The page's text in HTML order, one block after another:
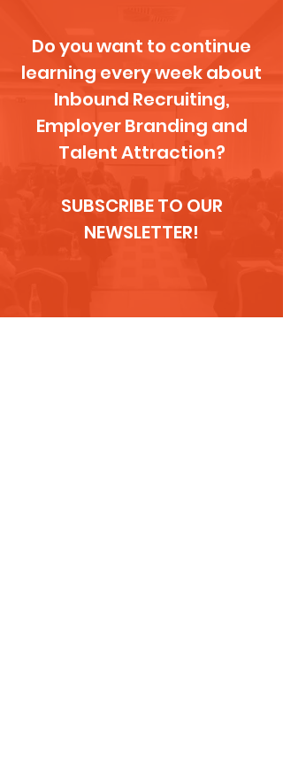
Do you want to continue
learning every week about
Inbound Recruiting,
Employer Branding and
Talent Attraction?
SUBSCRIBE TO OUR
NEWSLETTER!